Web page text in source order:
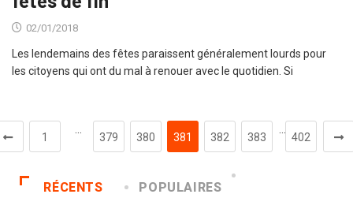
02/01/2018
Les lendemains des fêtes paraissent généralement lourds pour
les citoyens qui ont du mal à renouer avec le quotidien. Si
1 379 380 381 382 383 402
RÉCENTS POPULAIRES